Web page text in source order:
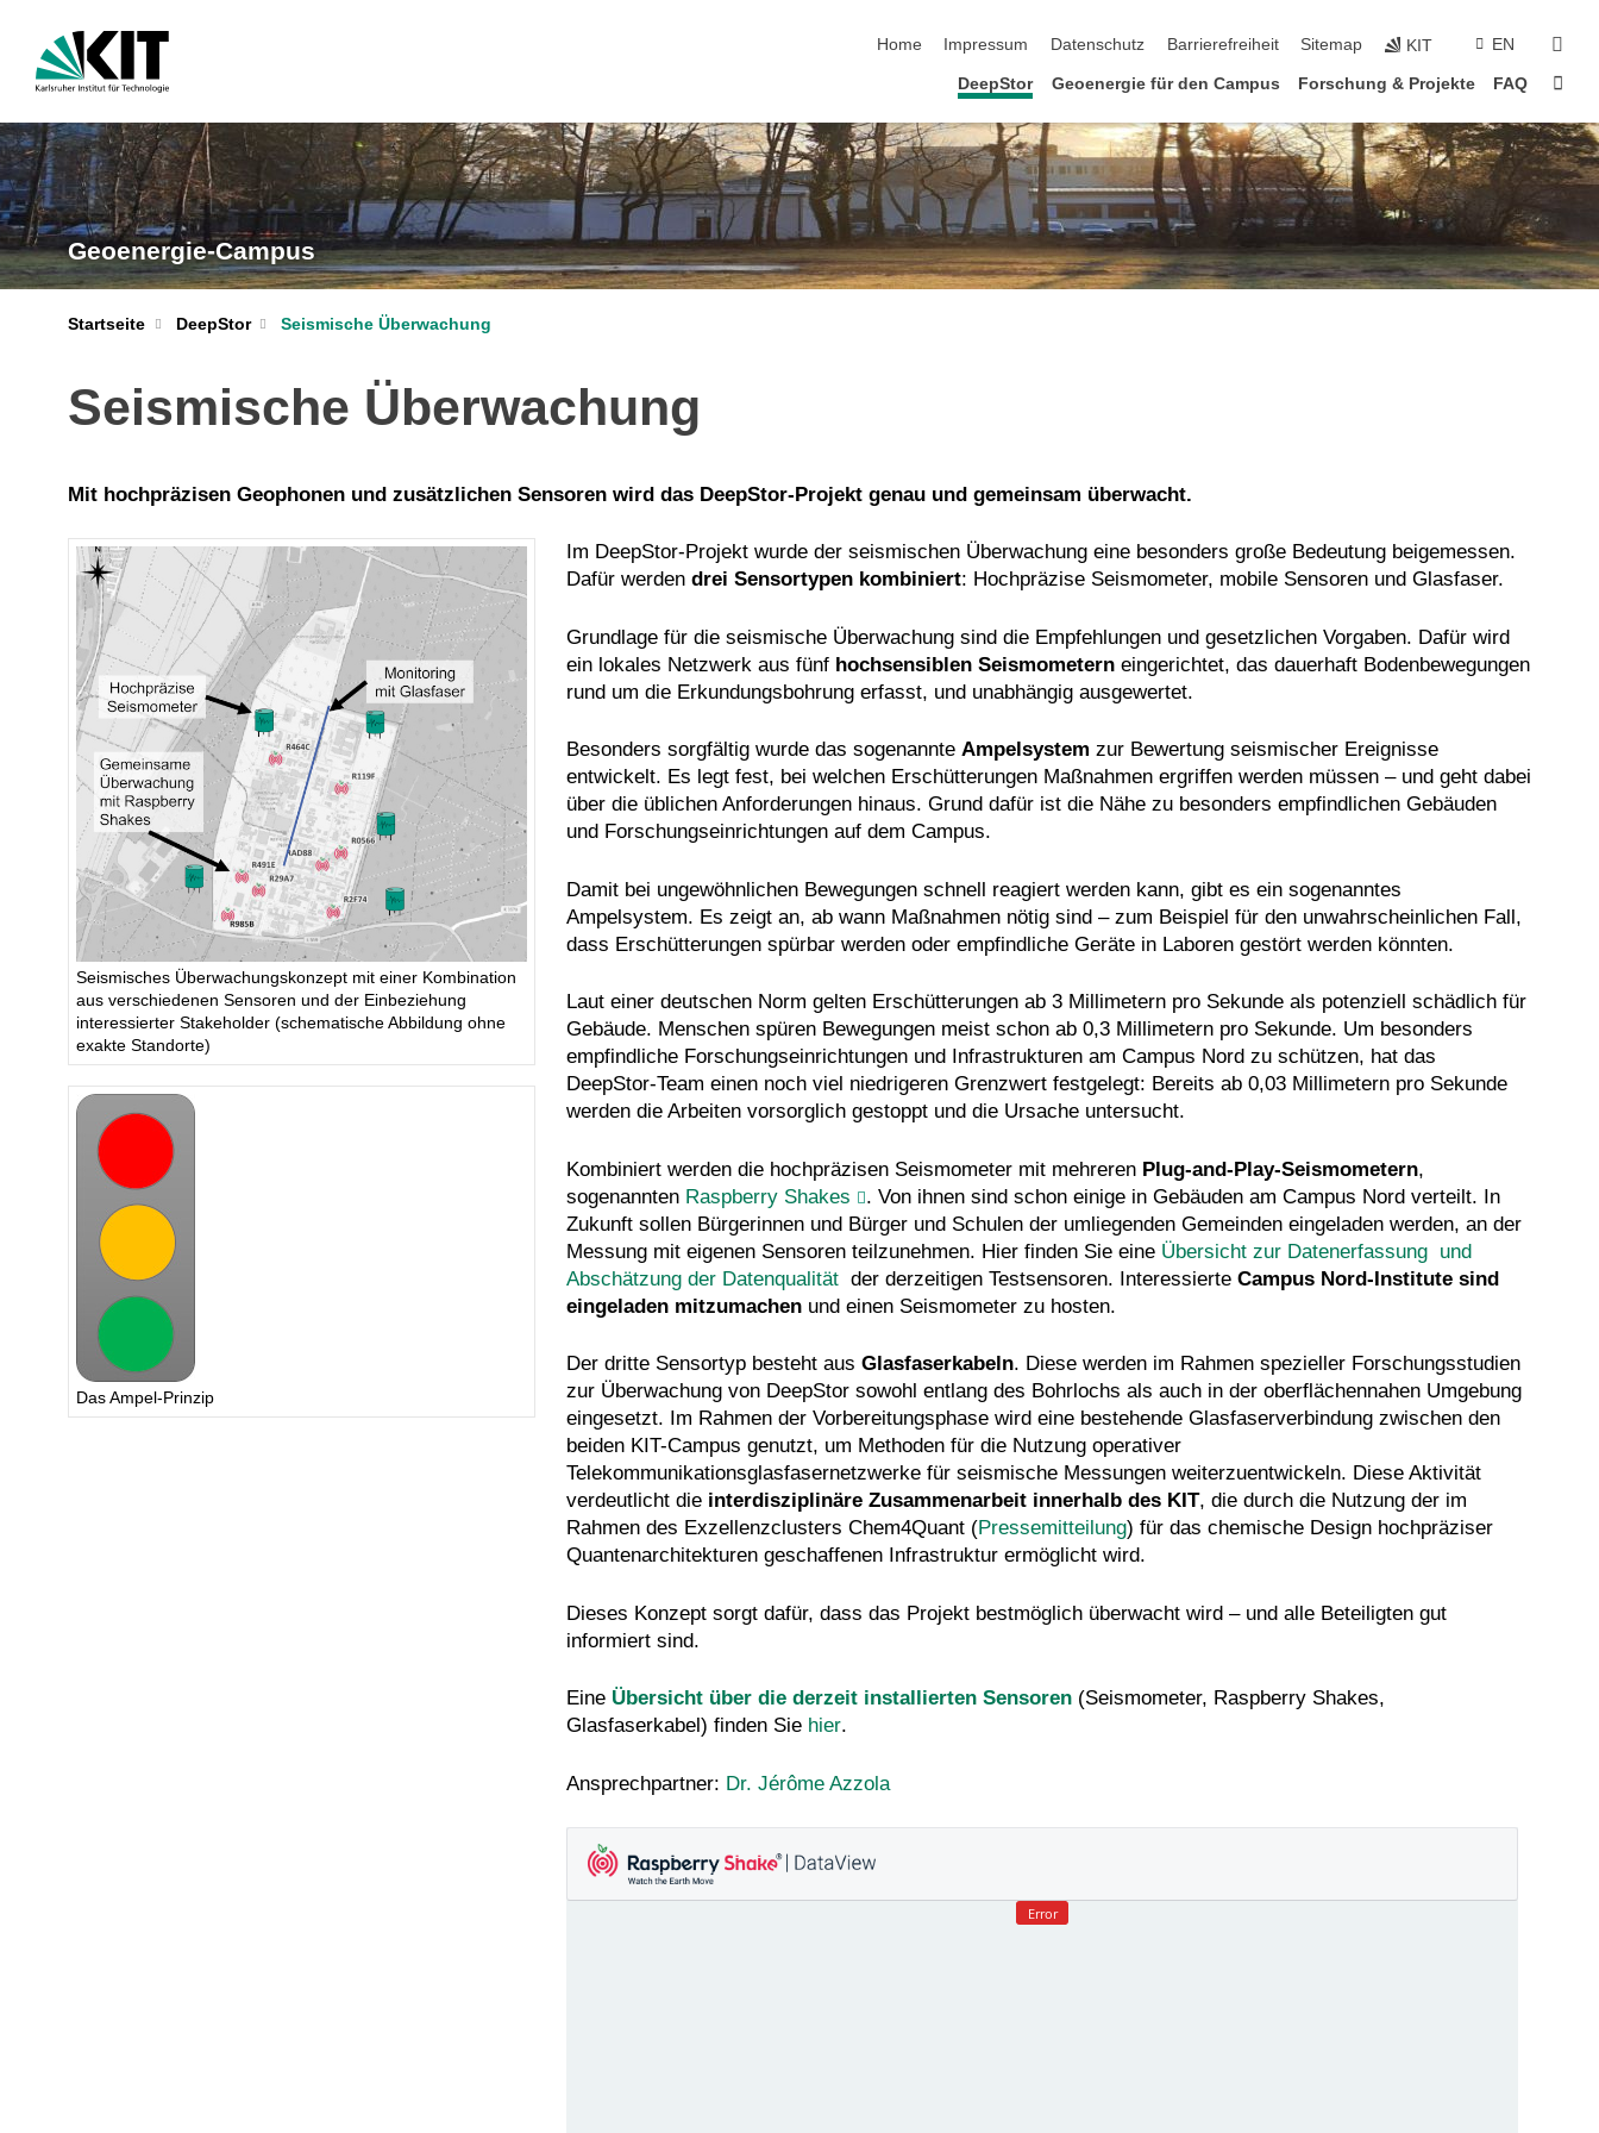
Home
Impressum Datenschutz Barrierefreiheit Sitemap KIT EN
DeepStor Geoenergie für den Campus Forschung & Projekte FAQ
Geoenergie-Campus
Startseite DeepStor Seismische Überwachung
Seismische Überwachung
Mit hochpräzisen Geophonen und zusätzlichen Sensoren wird das DeepStor-Projekt genau und gemeinsam überwacht.
Seismisches Überwachungskonzept mit einer Kombination
aus verschiedenen Sensoren und der Einbeziehung
interessierter Stakeholder (schematische Abbildung ohne
exakte Standorte)
Das Ampel-Prinzip
Im DeepStor-Projekt wurde der seismischen Überwachung eine besonders große Bedeutung beigemessen.
Dafür werden drei Sensortypen kombiniert: Hochpräzise Seismometer, mobile Sensoren und Glasfaser.
Grundlage für die seismische Überwachung sind die Empfehlungen und gesetzlichen Vorgaben. Dafür wird
ein lokales Netzwerk aus fünf hochsensiblen Seismometerneingerichtet, das dauerhaft Bodenbewegungen
rund um die Erkundungsbohrung erfasst, und unabhängig ausgewertet.
Besonders sorgfältig wurde das sogenannte Ampelsystem zur Bewertung seismischer Ereignisse
entwickelt. Es legt fest, bei welchen Erschütterungen Maßnahmen ergriffen werden müssen – und geht dabei
über die üblichen Anforderungen hinaus. Grund dafür ist die Nähe zu besonders empfindlichen Gebäuden
und Forschungseinrichtungen auf dem Campus.
Damit bei ungewöhnlichen Bewegungen schnell reagiert werden kann, gibt es ein sogenanntes
Ampelsystem. Es zeigt an, ab wann Maßnahmen nötig sind – zum Beispiel für den unwahrscheinlichen Fall,
dass Erschütterungen spürbar werden oder empfindliche Geräte in Laboren gestört werden könnten.
Laut einer deutschen Norm gelten Erschütterungen ab 3 Millimetern pro Sekunde als potenziell schädlich für
Gebäude. Menschen spüren Bewegungen meist schon ab 0,3 Millimetern pro Sekunde. Um besonders
empfindliche Forschungseinrichtungen und Infrastrukturen am Campus Nord zu schützen, hat das
DeepStor-Team einen noch viel niedrigeren Grenzwert festgelegt: Bereits ab 0,03 Millimetern pro Sekunde
werden die Arbeiten vorsorglich gestoppt und die Ursache untersucht.
Kombiniert werden die hochpräzisen Seismometer mit mehreren Plug-and-Play-Seismometern,
sogenannten Raspberry Shakes
. Von ihnen sind schon einige in Gebäuden am Campus Nord verteilt. In
Zukunft sollen Bürgerinnen und Bürger und Schulen der umliegenden Gemeinden eingeladen werden, an der
Messung mit eigenen Sensoren teilzunehmen. Hier finden Sie eine Übersicht zur Datenerfassung und
Abschätzung der Datenqualität der derzeitigen Testsensoren. Interessierte Campus Nord-Institute sind
eingeladen mitzumachenund einen Seismometer zu hosten.
Der dritte Sensortyp besteht aus Glasfaserkabeln. Diese werden im Rahmen spezieller Forschungsstudien
zur Überwachung von DeepStor sowohl entlang des Bohrlochs als auch in der oberflächennahen Umgebung
eingesetzt. Im Rahmen der Vorbereitungsphase wird eine bestehende Glasfaserverbindung zwischen den
beiden KIT-Campus genutzt, um Methoden für die Nutzung operativer
Telekommunikationsglasfasernetzwerke für seismische Messungen weiterzuentwickeln. Diese Aktivität
verdeutlicht die interdisziplinäre Zusammenarbeit innerhalb des KIT, die durch die Nutzung der im
Rahmen des Exzellenzclusters Chem4Quant (Pressemitteilung) für das chemische Design hochpräziser
Quantenarchitekturen geschaffenen Infrastruktur ermöglicht wird.
Dieses Konzept sorgt dafür, dass das Projekt bestmöglich überwacht wird – und alle Beteiligten gut
informiert sind.
Eine Übersicht über die derzeit installierten Sensoren(Seismometer, Raspberry Shakes,
Glasfaserkabel) finden Sie hier.
Ansprechpartner: Dr. Jérôme Azzola